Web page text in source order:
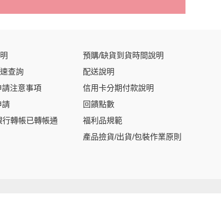
查詢
注意事項
請
行轉帳已轉帳通
預購/缺貨到貨時間說明
配送說明
信用卡分期付款說明
回饋點數
福利品規範
產品撿貨/出貨/包裝作業原則